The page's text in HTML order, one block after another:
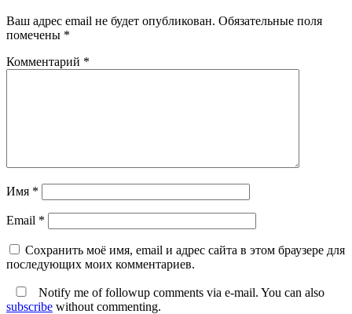
Ваш адрес email не будет опубликован. Обязательные поля
помечены *
Комментарий *
Имя *
Email *
Сохранить моё имя, email и адрес сайта в этом браузере для
последующих моих комментариев.
Notify me of followup comments via e-mail. You can also
subscribe without commenting.